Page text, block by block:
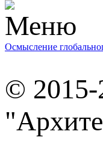
Осмысление
© 2015-